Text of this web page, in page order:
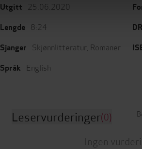
Utgitt 25.06.2020
Lengde 8:24
Sjanger Skjønnlitteratur Romaner
Språk English
Leservurderinger(0)
Ingen